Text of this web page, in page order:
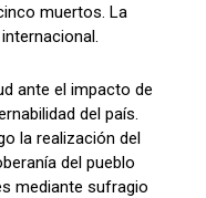
muertos. La
ante el impacto de
del país.
la realización del
del pueblo
mediante sufragio